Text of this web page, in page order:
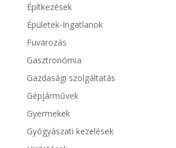
Építkezések
Épületek-Ingatlanok
Fuvarozás
Gasztronómia
Gazdasági szolgáltatás
Gépjárművek
Gyermekek
Gyógyászati kezelések